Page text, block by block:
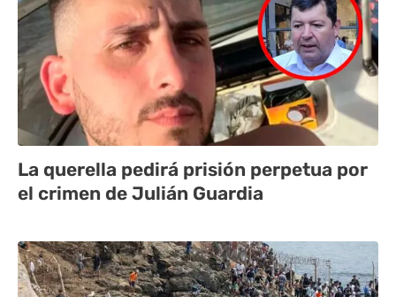
La querella pedirá prisión perpetua por
el crimen de Julián Guardia